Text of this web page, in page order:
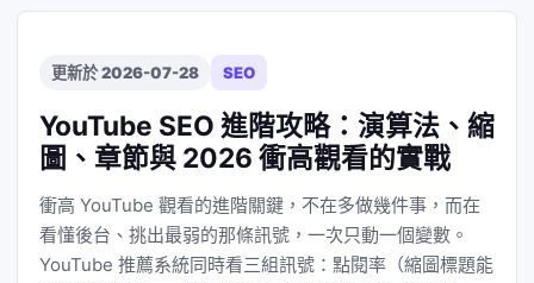
更新於 2026-07-28 SEO
YouTube SEO 進階攻略：演算法、縮
圖、章節與 2026 衝高觀看的實戰
衝高 YouTube 觀看的進階關鍵，不在多做幾件事，而在
看懂後台、挑出最弱的那條訊號，一次只動一個變數。
YouTube 推薦系統同時看三組訊號：點閱率（縮圖標題能